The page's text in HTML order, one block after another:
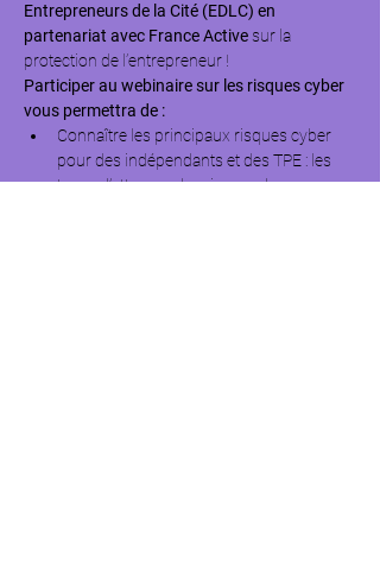
Entrepreneurs de la Cité (EDLC) en
partenariat avec France Active sur la
protection de l’entrepreneur !
Participer au webinaire sur les risques cyber
vous permettra de :
Connaître les principaux risques cyber
pour des indépendants et des TPE : les
types d’attaques, les risques, les causes,